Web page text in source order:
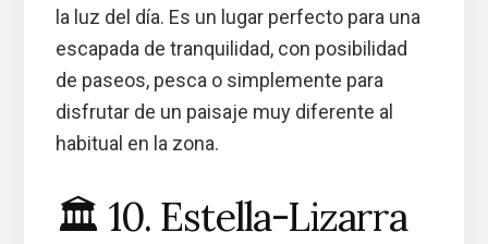
la luz del día. Es un lugar perfecto para una
escapada de tranquilidad, con posibilidad
de paseos, pesca o simplemente para
disfrutar de un paisaje muy diferente al
habitual en la zona.
🏛️ 10. Estella-Lizarra